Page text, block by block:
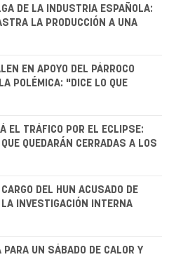
DE LA INDUSTRIA ESPAÑOLA:
LA PRODUCCIÓN A UNA
EN APOYO DEL PÁRROCO
POLÉMICA: "DICE LO QUE
EL TRÁFICO POR EL ECLIPSE:
QUEDARÁN CERRADAS A LOS
DEL HUN ACUSADO DE
INVESTIGACIÓN INTERNA
PARA UN SÁBADO DE CALOR Y